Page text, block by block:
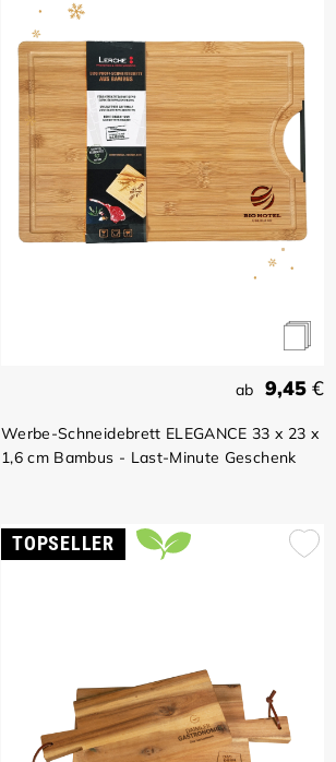
ab 9,45 €
Werbe-Schneidebrett ELEGANCE 33 x 23 x
1,6 cm Bambus - Last-Minute Geschenk
TOPSELLER